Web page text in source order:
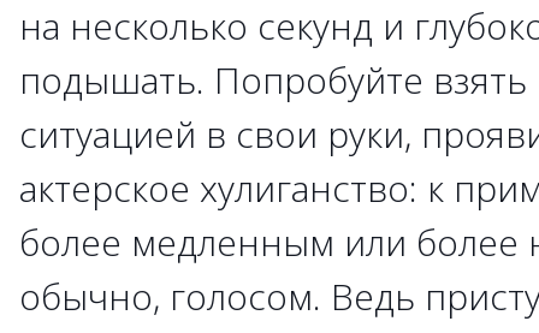
на несколько секунд и
подышать. Попробуйте взять
ситуацией в свои руки,
актерское хулиганство: к
более медленным или более
обычно, голосом. Ведь